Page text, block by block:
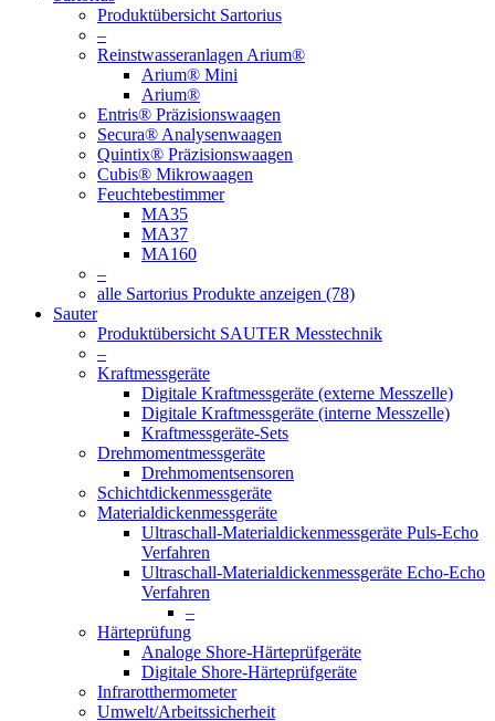
Produktübersicht Sartorius
–
Reinstwasseranlagen Arium®
Arium® Mini
Arium®
Entris® Präzisionswaagen
Secura® Analysenwaagen
Quintix® Präzisionswaagen
Cubis® Mikrowaagen
Feuchtebestimmer
MA35
MA37
MA160
–
alle Sartorius Produkte anzeigen (78)
Sauter
Produktübersicht SAUTER Messtechnik
–
Kraftmessgeräte
Digitale Kraftmessgeräte (externe Messzelle)
Digitale Kraftmessgeräte (interne Messzelle)
Kraftmessgeräte-Sets
Drehmomentmessgeräte
Drehmomentsensoren
Schichtdickenmessgeräte
Materialdickenmessgeräte
Ultraschall-Materialdickenmessgeräte Puls-Echo
Verfahren
Ultraschall-Materialdickenmessgeräte Echo-Echo
Verfahren
–
Härteprüfung
Analoge Shore-Härteprüfgeräte
Digitale Shore-Härteprüfgeräte
Infrarotthermometer
Umwelt/Arbeitssicherheit